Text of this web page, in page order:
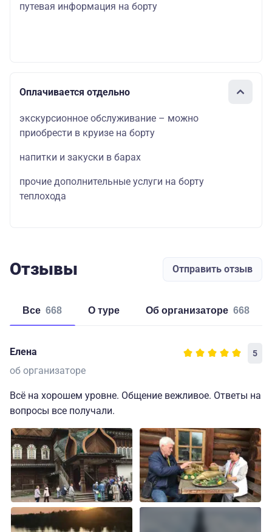
путевая информация на борту
Оплачивается отдельно
экскурсионное обслуживание – можно
приобрести в круизе на борту
напитки и закуски в барах
прочие дополнительные услуги на борту
теплохода
Отзывы Отправить отзыв
Все 668 о туре об организаторе 668
Елена 5
об организаторе
Всё на хорошем уровне. Общение вежливое. Ответы на
вопросы все получали.